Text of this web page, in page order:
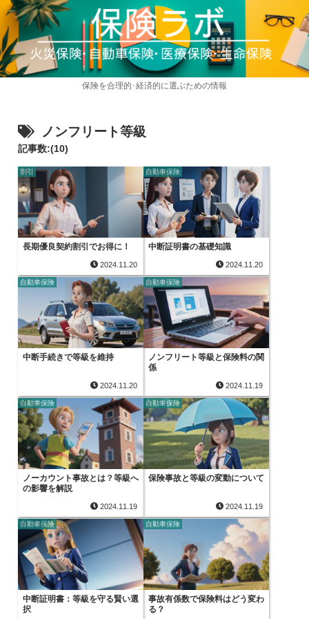
保険を合理的･経済的に選ぶための情報
ノンフリート等級
記事数:(10)
割引
長期優良契約割引でお得に！
2024.11.20
自動車保険
中断証明書の基礎知識
2024.11.20
自動車保険
中断手続きで等級を維持
2024.11.20
自動車保険
ノンフリート等級と保険料の関
係
2024.11.19
自動車保険
ノーカウント事故とは？等級へ
の影響を解説
2024.11.19
自動車保険
保険事故と等級の変動について
2024.11.19
自動車保険
中断証明書：等級を守る賢い選
択
自動車保険
事故有係数で保険料はどう変わ
る？